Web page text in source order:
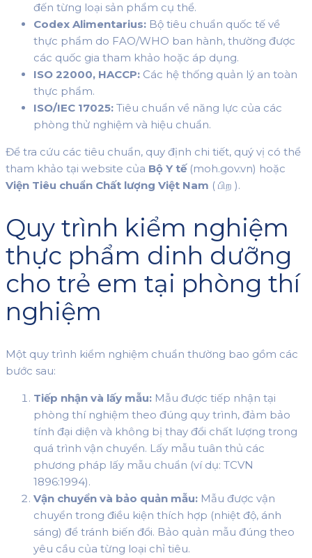
đến từng loại sản phẩm cụ thể.
Codex Alimentarius: Bộ tiêu chuẩn quốc tế về
thực phẩm do FAO/WHO ban hành, thường được
các quốc gia tham khảo hoặc áp dụng.
ISO 22000, HACCP: Các hệ thống quản lý an toàn
thực phẩm.
ISO/IEC 17025: Tiêu chuẩn về năng lực của các
phòng thử nghiệm và hiệu chuẩn.
Để tra cứu các tiêu chuẩn, quy định chi tiết, quý vị có thể
tham khảo tại website của Bộ Y tế(moh.gov.vn) hoặc
Viện Tiêu chuẩn Chất lượng Việt Nam ( பிற ).
Quy trình kiểm nghiệm
thực phẩm dinh dưỡng
cho trẻ em tại phòng thí
nghiệm
Một quy trình kiểm nghiệm chuẩn thường bao gồm các
bước sau:
Tiếp nhận và lấy mẫu: Mẫu được tiếp nhận tại
phòng thí nghiệm theo đúng quy trình, đảm bảo
tính đại diện và không bị thay đổi chất lượng trong
quá trình vận chuyển. Lấy mẫu tuân thủ các
phương pháp lấy mẫu chuẩn (ví dụ: TCVN
1896:1994).
Vận chuyển và bảo quản mẫu: Mẫu được vận
chuyển trong điều kiện thích hợp (nhiệt độ, ánh
sáng) để tránh biến đổi. Bảo quản mẫu đúng theo
yêu cầu của từng loại chỉ tiêu.